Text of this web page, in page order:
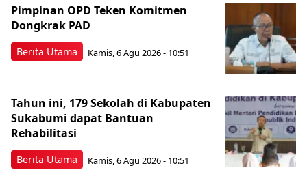
Berita Utama
Pimpinan OPD Teken Komitmen
Dongkrak PAD
Kamis, 6 Agu 2026 - 10:51
Berita Utama
Tahun ini, 179 Sekolah di Kabupaten
Sukabumi dapat Bantuan
Rehabilitasi
Kamis, 6 Agu 2026 - 10:51